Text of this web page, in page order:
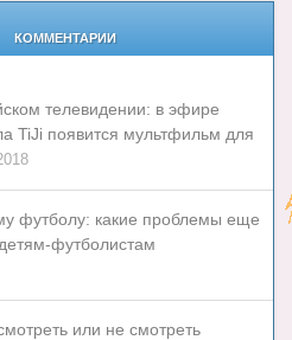
КОММЕНТАРИИ
телевидении: в эфире
TiJi появится мультфильм для
футболу: какие проблемы еще
футболистам
или не смотреть